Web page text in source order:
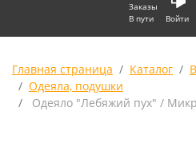
Заказы
В пути
Войти
Главная страница Каталог
Одеяла, подушки
Одеяло "Лебяжий пух" /